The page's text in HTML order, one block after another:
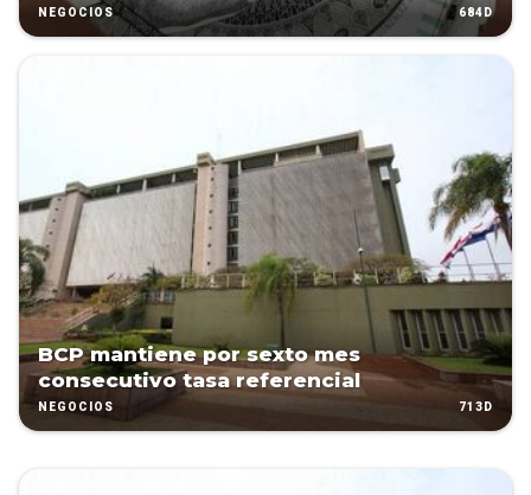
NEGOCIOS 684D
BCP mantiene por sexto mes
consecutivo tasa referencial
NEGOCIOS 713D